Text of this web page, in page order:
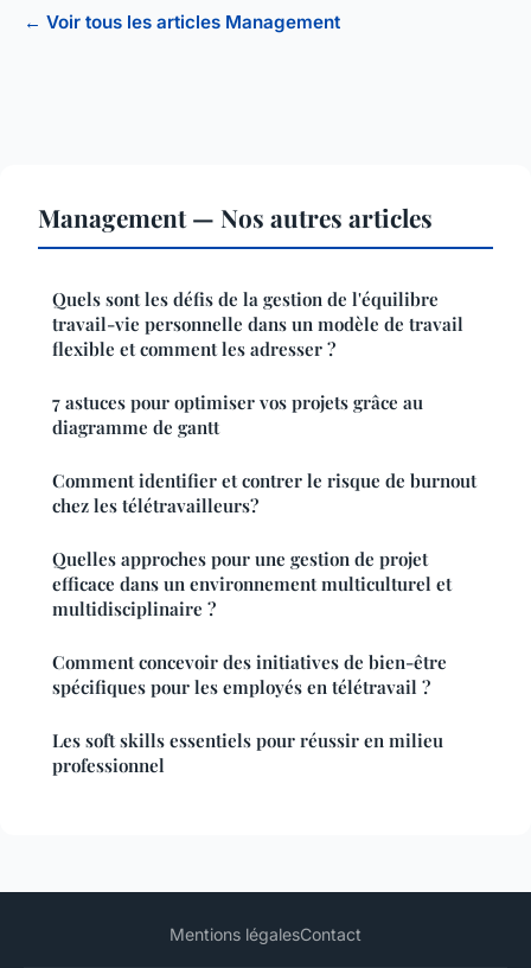
← Voir tous les articles Management
Management — Nos autres articles
Quels sont les défis de la gestion de l'équilibre
travail-vie personnelle dans un modèle de travail
flexible et comment les adresser ?
7 astuces pour optimiser vos projets grâce au
diagramme de gantt
Comment identifier et contrer le risque de burnout
chez les télétravailleurs?
Quelles approches pour une gestion de projet
efficace dans un environnement multiculturel et
multidisciplinaire ?
Comment concevoir des initiatives de bien-être
spécifiques pour les employés en télétravail ?
Les soft skills essentiels pour réussir en milieu
professionnel
Mentions légalesContact